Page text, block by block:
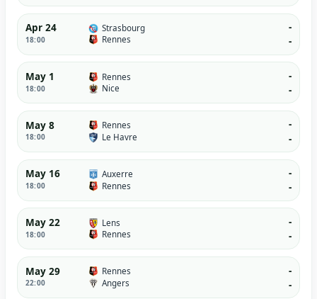
Apr 24
18:00
Strasbourg
Rennes
-
-
May 1
18:00
Rennes
Nice
-
-
May 8
18:00
Rennes
Le Havre
-
-
May 16
18:00
Auxerre
Rennes
-
-
May 22
18:00
Lens
Rennes
-
-
May 29
22:00
Rennes
Angers
-
-